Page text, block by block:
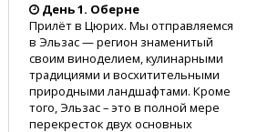
День 1. Оберне
Прилёт в Цюрих. Мы отправляемся
в Эльзас — регион знаменитый
своим виноделием, кулинарными
традициями и восхитительными
природными ландшафтами. Кроме
того, Эльзас – это в полной мере
перекресток двух основных